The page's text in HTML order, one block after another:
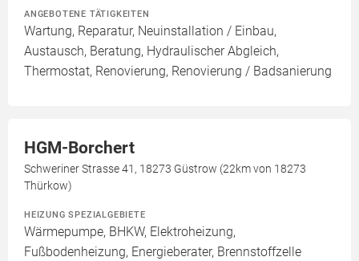
ANGEBOTENE TÄTIGKEITEN
Wartung, Reparatur, Neuinstallation / Einbau,
Austausch, Beratung, Hydraulischer Abgleich,
Thermostat, Renovierung, Renovierung / Badsanierung
HGM-Borchert
Schweriner Strasse 41, 18273 Güstrow (22km von 18273
Thürkow)
HEIZUNG SPEZIALGEBIETE
Wärmepumpe, BHKW, Elektroheizung,
Fußbodenheizung, Energieberater, Brennstoffzelle